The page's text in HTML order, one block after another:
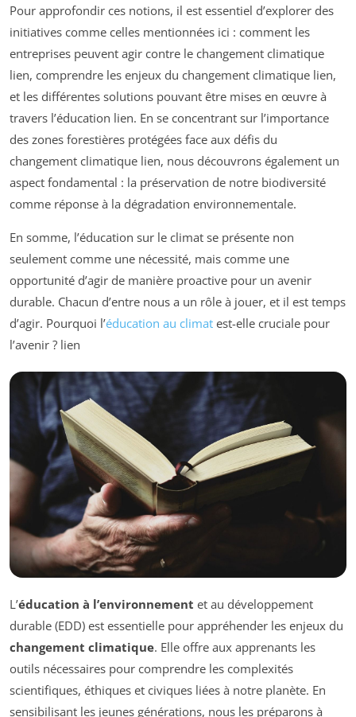
Pour approfondir ces notions, il est essentiel d’explorer des
initiatives comme celles mentionnées ici : comment les
entreprises peuvent agir contre le changement climatique
lien, comprendre les enjeux du changement climatique lien,
et les différentes solutions pouvant être mises en œuvre à
travers l’éducation lien. En se concentrant sur l’importance
des zones forestières protégées face aux défis du
changement climatique lien, nous découvrons également un
aspect fondamental : la préservation de notre biodiversité
comme réponse à la dégradation environnementale.
En somme, l’éducation sur le climat se présente non
seulement comme une nécessité, mais comme une
opportunité d’agir de manière proactive pour un avenir
durable. Chacun d’entre nous a un rôle à jouer, et il est temps
d’agir. Pourquoi l’éducation au climat est-elle cruciale pour
l’avenir ? lien
L’éducation à l’environnement et au développement
durable (EDD) est essentielle pour appréhender les enjeux du
changement climatique. Elle offre aux apprenants les
outils nécessaires pour comprendre les complexités
scientifiques, éthiques et civiques liées à notre planète. En
sensibilisant les jeunes générations, nous les préparons à